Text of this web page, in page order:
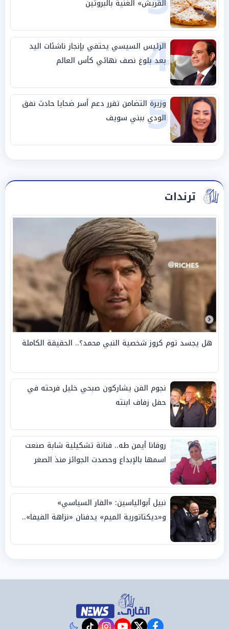
القريش» الغنية بالبروتين
4
الرئيس السيسي يحتفي بإنجاز ناشئات اليد
بعد بلوغ نصف نهائي كأس العالم
5
وزيرة التضامن تقرر دعم أسر ضحايا حادث نفق
الودي ببني سويف
ترندات
هل يجسد توم كروز شخصية النبي محمد؟.. الحقيقة الكاملة
نجوم الفن يشاركون صبحي خليل فرحته في
حفل زفاف ابنته
روفانا أيمن طه.. فنانة تشكيلية شابة صنعت
اسمها بالإبداع وحصدت الجوائز منذ الصغر
نبيل أبوالياسين: «الفار السياسي»
و«ديكتاتورية الميم» يدفنان «نزاهة الفيفا»..